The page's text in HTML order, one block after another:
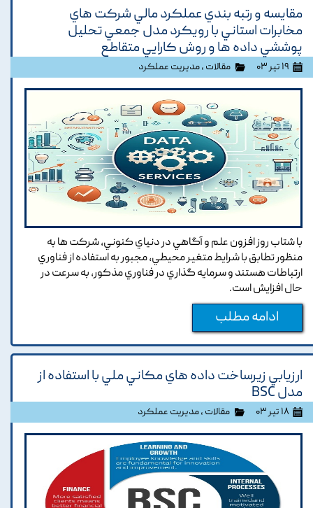
مقايسه و رتبه بندي عملکرد مالي شرکت هاي
مخابرات استاني با رويکرد مدل جمعي تحليل
پوششي داده ها و روش کارايي متقاطع
۱۹ تیر ۰۳ مقالات ،مدیریت عملکرد
با شتاب روز افزون علم و آگاهي در دنياي کنوني, شرکت ها به
منظور تطابق با شرايط متغير محيطي, مجبور به استفاده از فناوري
ارتباطات هستند و سرمايه گذاري در فناوري مذکور, به سرعت در
حال افزايش است.
ادامه مطلب
ارزيابي زيرساخت داده هاي مکاني ملي با استفاده از
مدل BSC
۱۸ تیر ۰۳ مقالات ،مدیریت عملکرد